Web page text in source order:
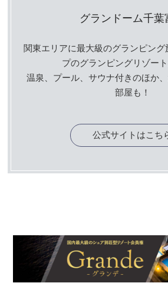
グランドーム千葉
関東エリアに最大級のグランピング
プのグランピングリゾート
温泉、プール、サウナ付きのほか
部屋も！
公式サイトはこち